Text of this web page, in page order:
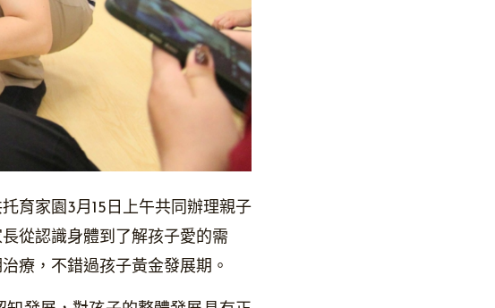
育家園3月15日上午共同辦理親子
從認識身體到了解孩子愛的需
療，不錯過孩子黃金發展期。